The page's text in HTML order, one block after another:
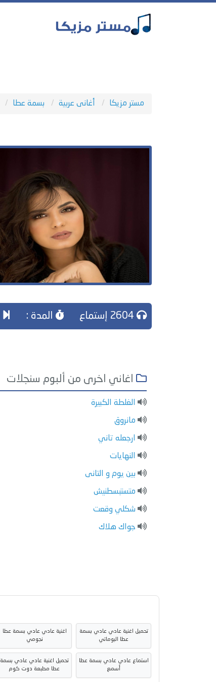
مستر مزيكا أغانى عربية بسمة عطا
المدة :
اغاني اخرى من ألبوم سنجلات
الغلطة الكبيرة
مانروق
ارجعله تاني
النهايات
بين يوم و التانى
متستبسطنيش
شكلي وقعت
جواك هلاك
تحميل اغنية عادي عادي بسمة
عطا البوماتي
اغنية عادي عادي بسمة عطا
نجومي
استماع عادي عادي بسمة عطا
أسمع
تحميل اغنية عادي عادي بسمة
عطا مطبعة دوت كوم